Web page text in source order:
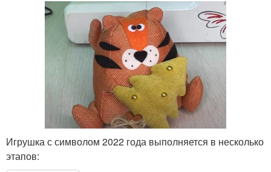
Игрушка с символом 2022 года выполняется в несколько
этапов: